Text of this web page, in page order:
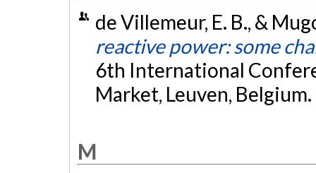
de Villemeur, E. B., &
reactive power: some
6th International
Market, Leuven, Belgium.
M